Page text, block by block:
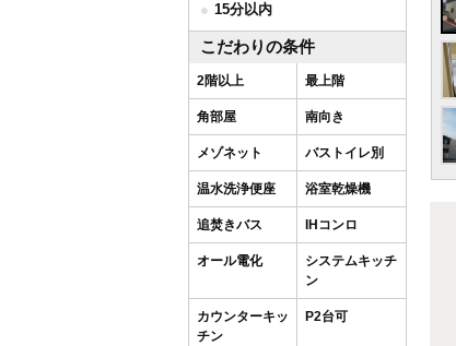
15分以内
こだわりの条件
2階以上 最上階
角部屋 南向き
メゾネット バストイレ別
温水洗浄便座 浴室乾燥機
追焚きバス IHコンロ
オール電化
システムキッチ
ン
カウンターキッ
チン
P2台可